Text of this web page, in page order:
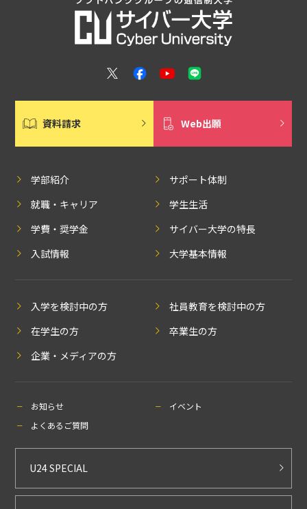
資料請求 Web出願
学部紹介
サポート体制
就職・キャリア
学生生活
学費・奨学金
サイバー大学の特長
入試情報
大学基本情報
入学を検討中の方
社員教育を検討中の方
在学生の方
卒業生の方
企業・メディアの方
お知らせ
イベント
よくあるご質問
U24 SPECIAL